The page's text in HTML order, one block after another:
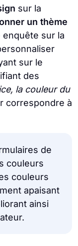
sur la
un thème
sur la
sur le
des
la couleur du
correspondre à
de
couleurs
couleurs
apaisant
ainsi